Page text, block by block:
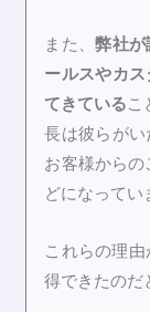
また、弊社が
ールスやカ
てきているこ
長は彼らがい
お客様からの
どになってい
これらの理
得できたのだ